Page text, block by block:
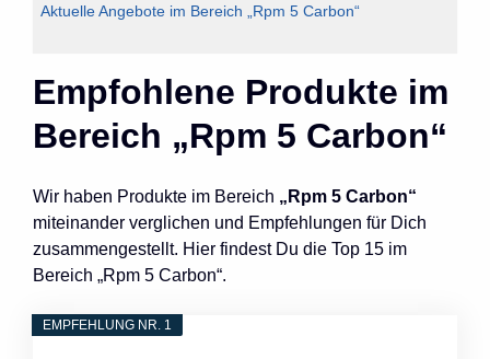
Aktuelle Angebote im Bereich „Rpm 5 Carbon“
Empfohlene Produkte im
Bereich „Rpm 5 Carbon“
Wir haben Produkte im Bereich „Rpm 5 Carbon“
miteinander verglichen und Empfehlungen für Dich
zusammengestellt. Hier findest Du die Top 15 im
Bereich „Rpm 5 Carbon“.
EMPFEHLUNG NR. 1